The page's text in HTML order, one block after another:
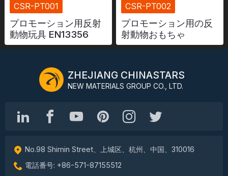
CHINASTARS について
新製品
カタログ
CSR-PT001
プロモーション用反射
動物玩具 EN13356
CSR-PT002
プロモーション用の反
射動物おもちゃ
ZHEJIANG CHINASTARS
NEW MATERIALS GROUP CO., LTD.
No.98 Shimin Street、上城区、杭州、中国、310016
電話番号: +86-571-87155512